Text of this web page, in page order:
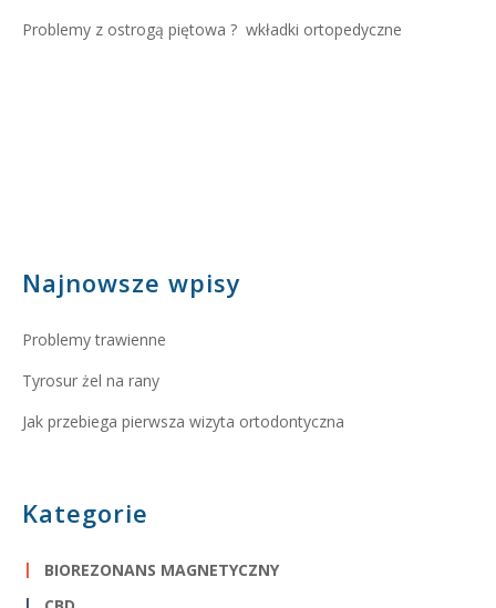
Problemy z ostrogą piętowa ? wkładki ortopedyczne
Najnowsze wpisy
Problemy trawienne
Tyrosur żel na rany
Jak przebiega pierwsza wizyta ortodontyczna
Kategorie
BIOREZONANS MAGNETYCZNY